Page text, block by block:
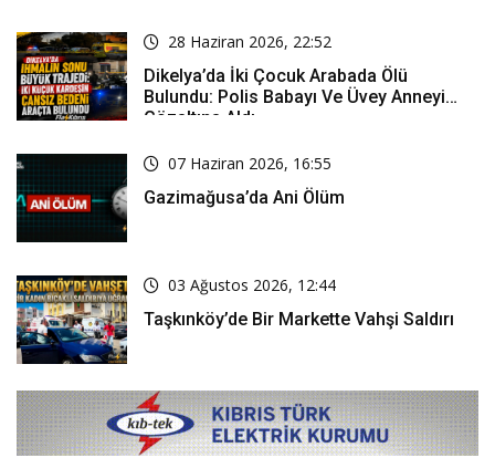
28 Haziran 2026, 22:52
Dikelya’da İki Çocuk Arabada Ölü
Bulundu: Polis Babayı Ve Üvey Anneyi
Gözaltına Aldı
07 Haziran 2026, 16:55
Gazimağusa’da Ani Ölüm
03 Ağustos 2026, 12:44
Taşkınköy’de Bir Markette Vahşi Saldırı